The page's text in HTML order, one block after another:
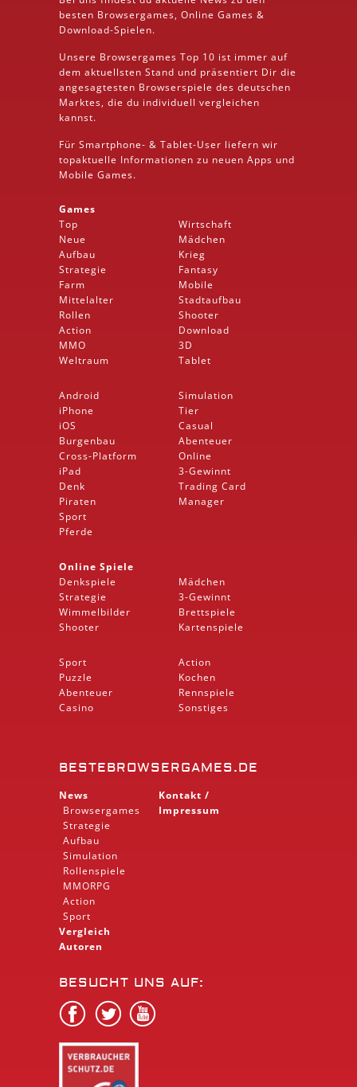
besten Browsergames, Online Games &
Download-Spielen.
Unsere Browsergames Top 10 ist immer auf
dem aktuellsten Stand und präsentiert Dir die
angesagtesten Browserspiele des deutschen
Marktes, die du individuell vergleichen
kannst.
Für Smartphone- & Tablet-User liefern wir
topaktuelle Informationen zu neuen Apps und
Mobile Games.
Games
Top
Neue
Aufbau
Strategie
Farm
Mittelalter
Rollen
Action
MMO
Weltraum
Wirtschaft
Mädchen
Krieg
Fantasy
Mobile
Stadtaufbau
Shooter
Download
3D
Tablet
Android
iPhone
iOS
Burgenbau
Cross-Platform
iPad
Denk
Piraten
Sport
Pferde
Simulation
Tier
Casual
Abenteuer
Online
3-Gewinnt
Trading Card
Manager
Online Spiele
Denkspiele
Strategie
Wimmelbilder
Shooter
Mädchen
3-Gewinnt
Brettspiele
Kartenspiele
Sport
Puzzle
Abenteuer
Casino
Action
Kochen
Rennspiele
Sonstiges
BESTEBROWSERGAMES.DE
News
Browsergames
Strategie
Aufbau
Simulation
Rollenspiele
MMORPG
Action
Sport
Vergleich
Autoren
Kontakt /
Impressum
BESUCHT UNS AUF: